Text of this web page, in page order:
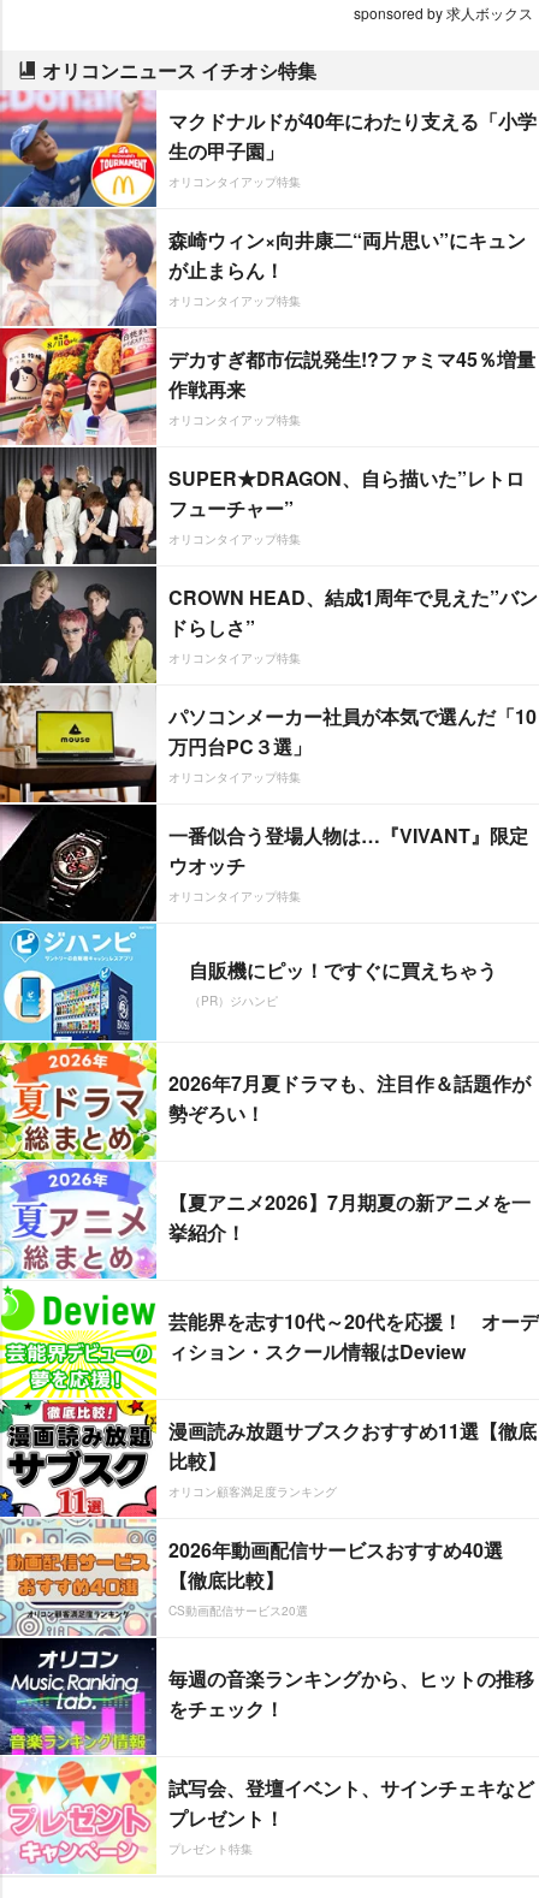
sponsored by 求人ボックス
オリコンニュース イチオシ特集
マクドナルドが40年にわたり支える「小学
生の甲子園」
オリコンタイアップ特集
森崎ウィン×向井康二“両片思い”にキュン
が止まらん！
オリコンタイアップ特集
デカすぎ都市伝説発生!?ファミマ45％増量
作戦再来
オリコンタイアップ特集
SUPER★DRAGON、自ら描いた”レトロ
フューチャー”
オリコンタイアップ特集
CROWN HEAD、結成1周年で見えた”バン
ドらしさ”
オリコンタイアップ特集
パソコンメーカー社員が本気で選んだ「10
万円台PC３選」
オリコンタイアップ特集
一番似合う登場人物は…『VIVANT』限定
ウオッチ
オリコンタイアップ特集
自販機にピッ！ですぐに買えちゃう
（PR）ジハンピ
2026年7月夏ドラマも、注目作＆話題作が
勢ぞろい！
【夏アニメ2026】7月期夏の新アニメを一
挙紹介！
芸能界を志す10代～20代を応援！ オーデ
ィション・スクール情報はDeview
漫画読み放題サブスクおすすめ11選【徹底
比較】
オリコン顧客満足度ランキング
2026年動画配信サービスおすすめ40選
【徹底比較】
CS動画配信サービス20選
毎週の音楽ランキングから、ヒットの推移
をチェック！
試写会、登壇イベント、サインチェキなど
プレゼント！
プレゼント特集